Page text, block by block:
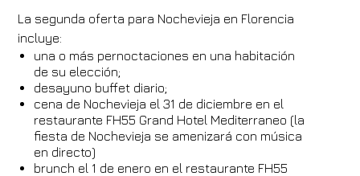
La segunda oferta para Nochevieja en Florencia
incluye:
una o más pernoctaciones en una habitación
de su elección;
desayuno buffet diario;
cena de Nochevieja el 31 de diciembre en el
restaurante FH55 Grand Hotel Mediterraneo (la
fiesta de Nochevieja se amenizará con música
en directo)
brunch el 1 de enero en el restaurante FH55